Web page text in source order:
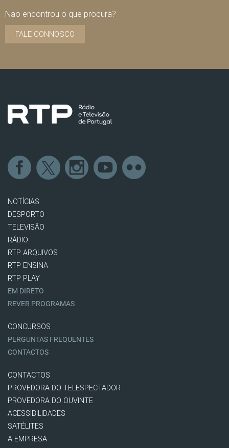
Não encontrou o que procura?
FALE CONNOSCO
NOTÍCIAS
DESPORTO
TELEVISÃO
RÁDIO
RTP ARQUIVOS
RTP ENSINA
RTP PLAY
EM DIRETO
REVER PROGRAMAS
CONCURSOS
PERGUNTAS FREQUENTES
CONTACTOS
CONTACTOS
PROVEDORA DO TELESPECTADOR
PROVEDORA DO OUVINTE
ACESSIBILIDADES
SATÉLITES
A EMPRESA